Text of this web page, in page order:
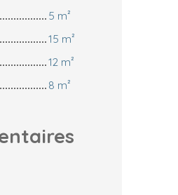
5 m²
15 m²
12 m²
8 m²